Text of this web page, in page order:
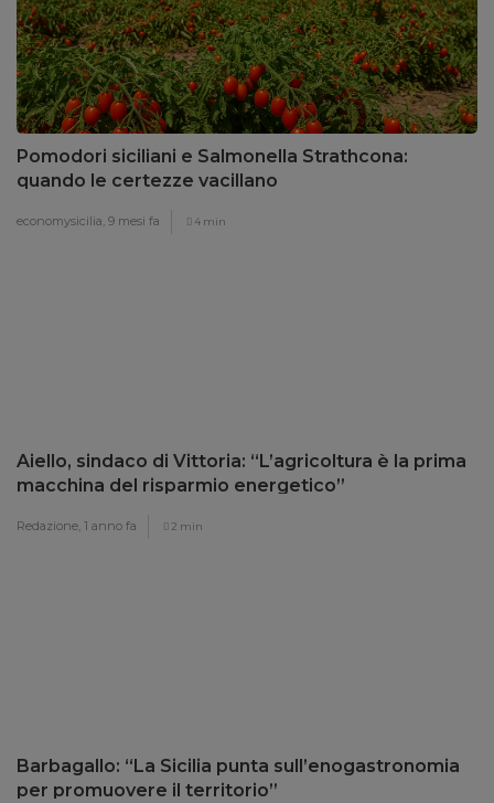
Pomodori siciliani e Salmonella Strathcona:
quando le certezze vacillano
economysicilia, 9 mesi fa 4 min
Aiello, sindaco di Vittoria: “L’agricoltura è la prima
macchina del risparmio energetico”
Redazione, 1 anno fa 2 min
Barbagallo: “La Sicilia punta sull’enogastronomia
per promuovere il territorio”